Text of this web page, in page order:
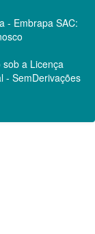
- Embrapa SAC:
a Licença
- SemDerivações